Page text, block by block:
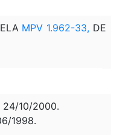
MPV 1.962-33, DE
24/10/2000.
1998.